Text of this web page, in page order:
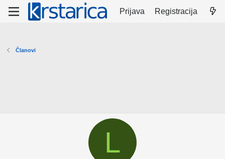
Prijava Registracija
Članovi
L